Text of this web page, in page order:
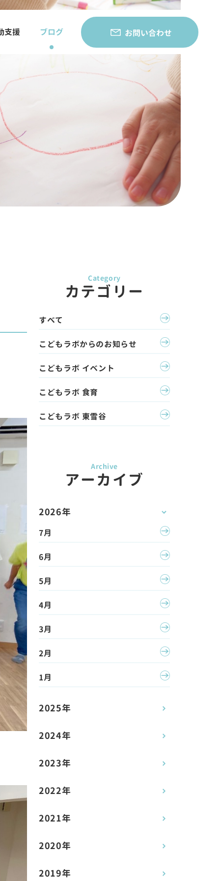
支援 ブログ お問い合わせ
カテゴリー
すべて
こどもラボからのお知らせ
こどもラボ イベント
こどもラボ 食育
こどもラボ 東雪谷
アーカイブ
2026年
7月
6月
5月
4月
3月
2月
1月
2025年
2024年
2023年
2022年
2021年
2020年
2019年